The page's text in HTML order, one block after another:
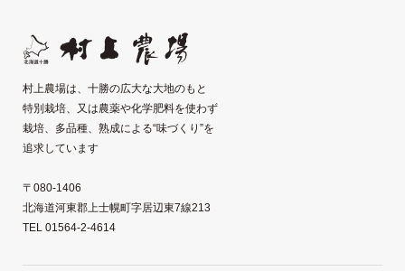
村上農場は、十勝の広大な大地のもと
特別栽培、又は農薬や化学肥料を使わず
栽培、多品種、熟成による“味づくり”を
追求しています
〒080-1406
北海道河東郡上士幌町字居辺東7線213
TEL 01564-2-4614